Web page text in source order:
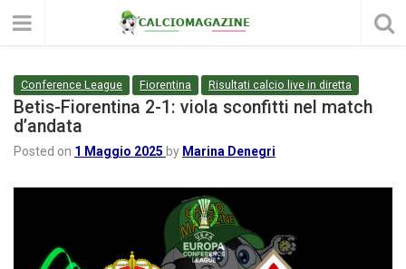
Conference League Fiorentina Risultati calcio live in diretta
Betis-Fiorentina 2-1: viola sconfitti nel match
d’andata
Posted on 1 Maggio 2025 by Marina Denegri